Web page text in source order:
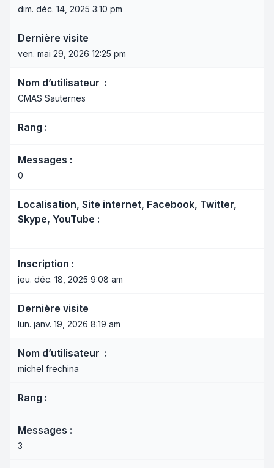
dim. déc. 14, 2025 3:10 pm
Dernière visite
ven. mai 29, 2026 12:25 pm
Nom d’utilisateur :
CMAS Sauternes
Rang :
Messages :
0
Localisation, Site internet, Facebook, Twitter,
Skype, YouTube :
Inscription :
jeu. déc. 18, 2025 9:08 am
Dernière visite
lun. janv. 19, 2026 8:19 am
Nom d’utilisateur :
michel frechina
Rang :
Messages :
3